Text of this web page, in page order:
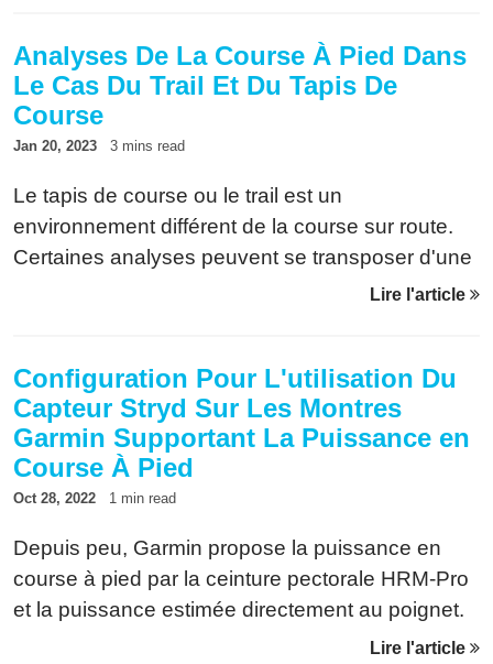
Analyses De La Course À Pied Dans
Le Cas Du Trail Et Du Tapis De
Course
Jan 20, 2023 3 mins read
Le tapis de course ou le trail est un
environnement différent de la course sur route.
Certaines analyses peuvent se transposer d'une
activité à l'autre, d'autres non. Voici comment
Lire l'article
Configuration Pour L'utilisation Du
Capteur Stryd Sur Les Montres
Garmin Supportant La Puissance en
Course À Pied
Oct 28, 2022 1 min read
Depuis peu, Garmin propose la puissance en
course à pied par la ceinture pectorale HRM-Pro
et la puissance estimée directement au poignet.
Néanmoins, cela entre en conflit avec lesLire l'article